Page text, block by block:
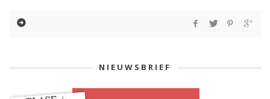
NIEUWSBRIEF